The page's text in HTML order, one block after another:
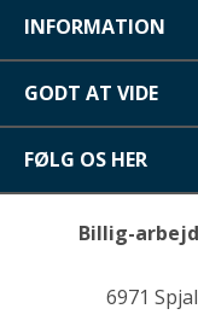
INFORMATION
GODT AT VIDE
FØLG OS HER
Billig-
6971